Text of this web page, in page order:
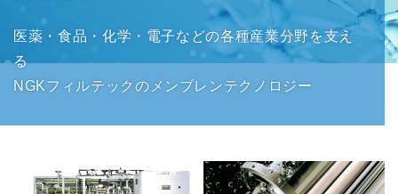
医薬・食品・化学・電子などの各種産業分野を支え
る
NGKフィルテックのメンブレンテクノロジー